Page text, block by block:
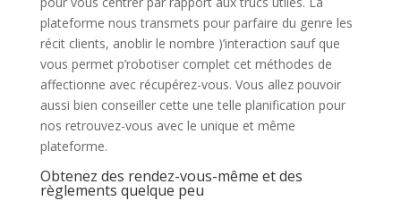
plateforme nous transmets pour parfaire du genre les
récit clients, anoblir le nombre )’interaction sauf que
vous permet p’robotiser complet cet méthodes de
affectionne avec récupérez-vous. Vous allez pouvoir
aussi bien conseiller cette une telle planification pour
nos retrouvez-vous avec le unique et même
plateforme.
Obtenez des rendez-vous-même et des
règlements quelque peu